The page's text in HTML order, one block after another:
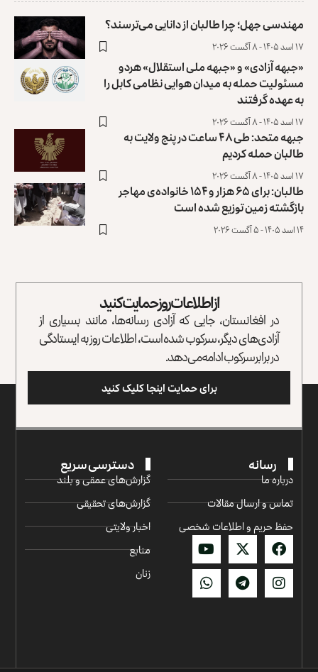
مهندسی جهل؛ چرا طالبان از دانایی می‌ترسند؟
۱۷ اسد ۱۴۰۵ - ۸ آگست ۲۰۲۶
«جبهه آزادی» و «جبهه ملی استقلال» هردو
مسئولیت حمله به میدان هوایی نظامی کابل را
به عهده گرفتند
۱۷ اسد ۱۴۰۵ - ۸ آگست ۲۰۲۶
جبهه متحد: طی ۴۸ ساعت در پنج ولایت به
طالبان حمله کردیم
۱۷ اسد ۱۴۰۵ - ۸ آگست ۲۰۲۶
طالبان: برای ۶۵ هزار و ۱۵۴ خانواده‌ی مهاجر
بازگشته زمین توزیع ‏شده است
۱۴ اسد ۱۴۰۵ - ۵ آگست ۲۰۲۶
از اطلاعات روز حمایت کنید
در افغانستان، جایی که آزادی رسانه‌ها، مانند بسیاری از
آزادی‌های دیگر، سرکوب شده است، اطلاعات روز به ایستادگی
در برابر سرکوب ادامه می‌دهد.
برای حمایت اینجا کلیک کنید
رسانه
درباره ما
تماس و ارسال مقالات
حفظ حریم و اطلاعات شخصی
دسترسی سریع
گزارش‌‌های عمقی و بلند
گزارش‌های تحقیقی
اخبار ولایتی
منابع
زنان